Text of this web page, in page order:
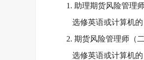
1. 助理期货风险管理
选修英语或计算机
2. 期货风险管理师（
选修英语或计算机